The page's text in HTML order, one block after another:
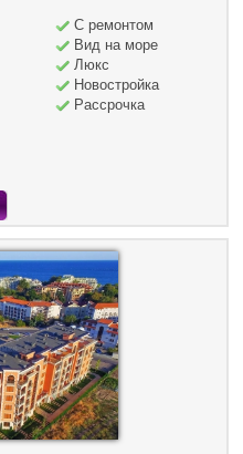
С ремонтом
Вид на море
Люкс
Новостройка
Рассрочка